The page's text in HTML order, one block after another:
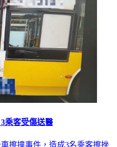
乘客受傷送醫
擦撞事件，造成3名乘客擦挫